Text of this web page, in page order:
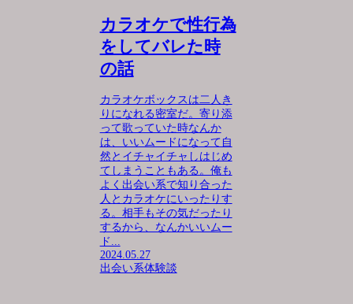
カラオケで性行為
をしてバレた時
の話
カラオケボックスは二人き
りになれる密室だ。寄り添
って歌っていた時なんか
は、いいムードになって自
然とイチャイチャしはじめ
てしまうこともある。俺も
よく出会い系で知り合った
人とカラオケにいったりす
る。相手もその気だったり
するから、なんかいいムー
ド...
2024.05.27
出会い系体験談